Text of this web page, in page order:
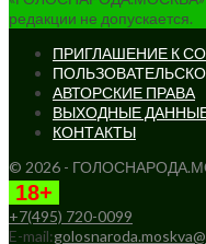
редакции не допускается.
ПРИГЛАШЕНИЕ К
АВТОРСКИЕ ПРАВА
ВЫХОДНЫЕ
КОНТАКТЫ
© 2026 -
18+
+7(495) 720-0099
E-mail: